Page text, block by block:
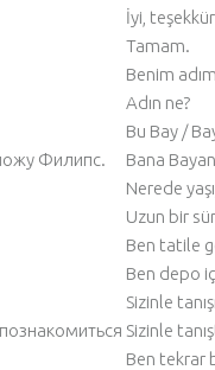
İyi,
Tamam.
Benim
Adın ne?
Bu Bay /
Филипс.
Bana
Nerede
Uzun bir
Ben tatile
Ben depo
Sizinle
Sizinle
Ben tekrar